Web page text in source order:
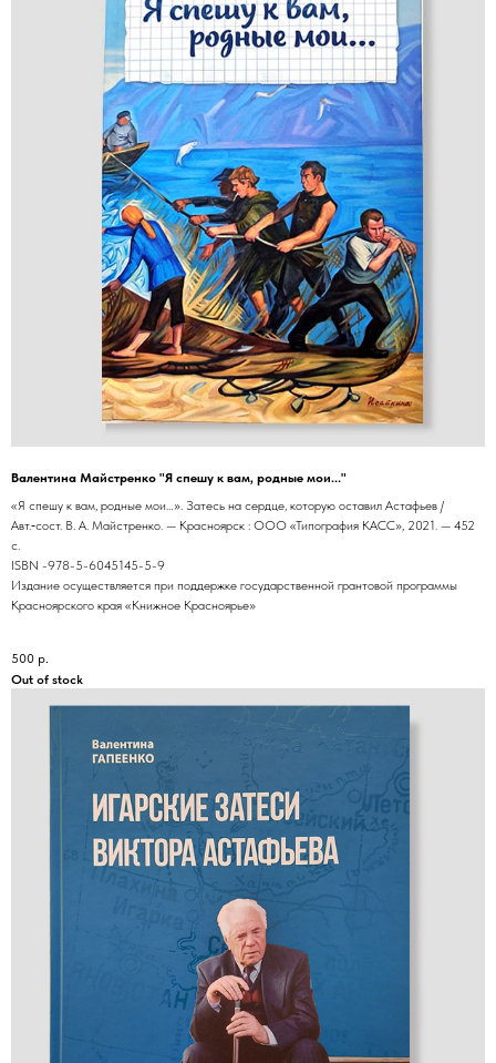
Валентина Майстренко "Я спешу к вам, родные мои..."
«Я спешу к вам, родные мои…». Затесь на сердце, которую оставил Астафьев /
Авт.‑сост. В. А. Майстренко. — Красноярск : ООО «Типография КАСС», 2021. — 452
с.
ISBN -978-5-6045145-5-9
Издание осуществляется при поддержке государственной грантовой программы
Красноярского края «Книжное Красноярье»
500 р.
Out of stock